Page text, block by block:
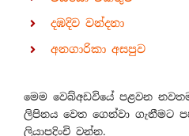
දඹදිව වන්දනා
අනගාරිකා අසපුව
මෙම වෙබ්අඩවියේ පළවන
ලිපිනය වෙත ගෙන්වා ගැනීමට
ලියාපදිංචි වන්න.